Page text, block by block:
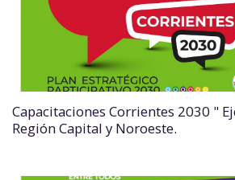
Capacitaciones Corrientes 2030 "
Región Capital y Noroeste.